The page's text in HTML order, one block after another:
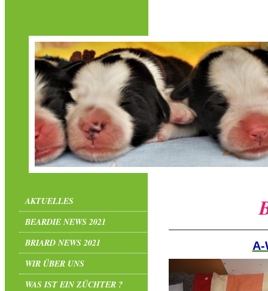
AKTUELLES
BEARDIE NEWS 2021
BRIARD NEWS 2021
WIR ÜBER UNS
WAS IST EIN ZÜCHTER ?
A-